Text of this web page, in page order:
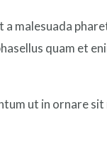
a malesuada
quam et
ut in ornare sit